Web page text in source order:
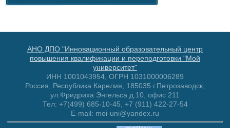
АНО ДПО "Инновационный образовательный центр
повышения квалификации и переподготовки "Мой
университет"
ИНН 1001043954, ОГРН 1031000006289
Россия, Республика Карелия, 185035 г.Петрозаводск,
ул.Фридриха Энгельса д.10, офис 211
Тел: +7(499) 685-10-45, +7 (911) 422-27-54
E-mail: moi-uni@yandex.ru